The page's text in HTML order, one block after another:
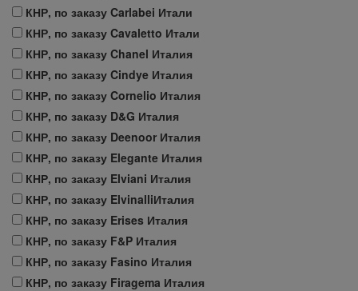
КНР, по заказу Carlabei Итали
КНР, по заказу Cavaletto Итали
КНР, по заказу Chanel Италия
КНР, по заказу Cindye Италия
КНР, по заказу Cornelio Италия
КНР, по заказу D&G Италия
КНР, по заказу Deenoor Италия
КНР, по заказу Elegante Италия
КНР, по заказу Elviani Италия
КНР, по заказу ElvinalliИталия
КНР, по заказу Erises Италия
КНР, по заказу F&P Италия
КНР, по заказу Fasino Италия
КНР, по заказу Firagema Италия